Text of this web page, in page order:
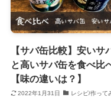
【サバ缶比較】安いサ
と高いサバ缶を食べ比
【味の違いは？】
2022年1月31日 レシピ/作って